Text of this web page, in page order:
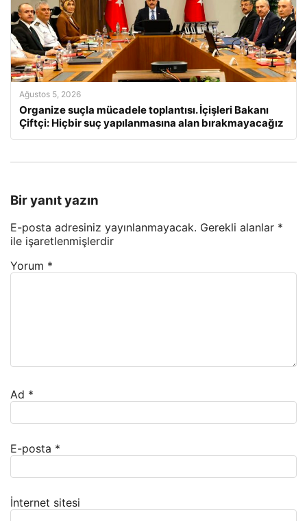
Ağustos 5, 2026
Organize suçla mücadele toplantısı. İçişleri Bakanı
Çiftçi: Hiçbir suç yapılanmasına alan bırakmayacağız
Bir yanıt yazın
E-posta adresiniz yayınlanmayacak. Gerekli alanlar *
ile işaretlenmişlerdir
Yorum *
Ad *
E-posta *
İnternet sitesi